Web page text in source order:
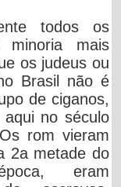
todos os
mais
os judeus ou
Brasil não é
de ciganos,
no século
rom vieram
2a metade do
eram